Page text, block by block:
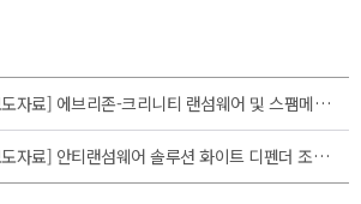
[보도자료] 에브리존-크리니티 랜섬웨어 및 스팸메일 대응 업무협약
[보도자료] 안티랜섬웨어 솔루션 화이트 디펜더 조달 총판 계약 체결